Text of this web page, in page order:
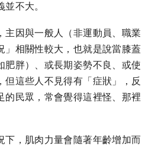
不大。
主因與一般人（非運動員、職業
」相關性較大，也就是說當膝蓋
肥胖）、或長期姿勢不良、或使
但這些人不見得有「症狀」，反
的民眾，常會覺得這裡怪、那裡
下，肌肉力量會隨著年齡增加而